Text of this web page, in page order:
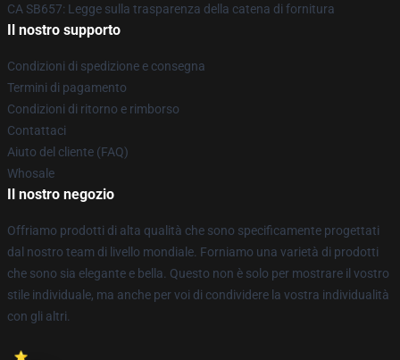
CA SB657: Legge sulla trasparenza della catena di fornitura
Il nostro supporto
Condizioni di spedizione e consegna
Termini di pagamento
Condizioni di ritorno e rimborso
Contattaci
Aiuto del cliente (FAQ)
Whosale
Il nostro negozio
Offriamo prodotti di alta qualità che sono specificamente progettati
dal nostro team di livello mondiale. Forniamo una varietà di prodotti
che sono sia elegante e bella. Questo non è solo per mostrare il vostro
stile individuale, ma anche per voi di condividere la vostra individualità
con gli altri.